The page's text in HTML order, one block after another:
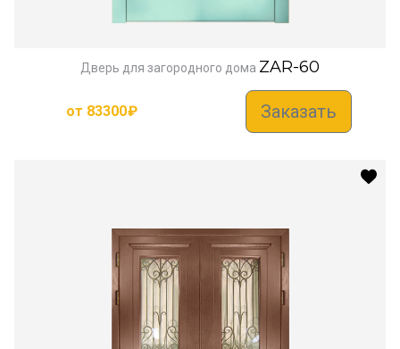
Дверь для загородного дома ZAR-60
от 83300₽ Заказать